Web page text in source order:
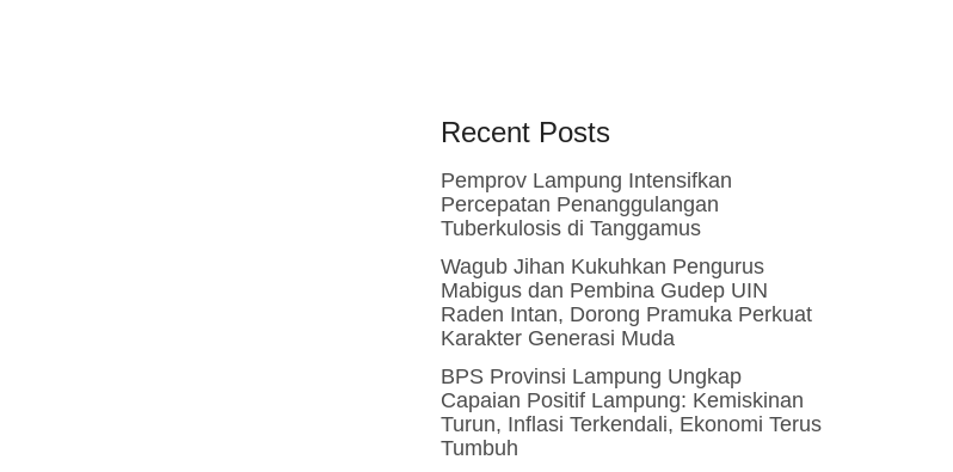
Recent Posts
Pemprov Lampung Intensifkan
Percepatan Penanggulangan
Tuberkulosis di Tanggamus
Wagub Jihan Kukuhkan Pengurus
Mabigus dan Pembina Gudep UIN
Raden Intan, Dorong Pramuka Perkuat
Karakter Generasi Muda
BPS Provinsi Lampung Ungkap
Capaian Positif Lampung: Kemiskinan
Turun, Inflasi Terkendali, Ekonomi Terus
Tumbuh